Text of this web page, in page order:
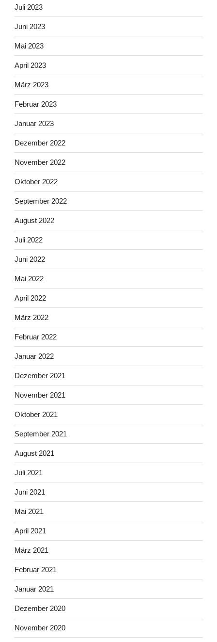
Juli 2023
Juni 2023
Mai 2023
April 2023
März 2023
Februar 2023
Januar 2023
Dezember 2022
November 2022
Oktober 2022
September 2022
August 2022
Juli 2022
Juni 2022
Mai 2022
April 2022
März 2022
Februar 2022
Januar 2022
Dezember 2021
November 2021
Oktober 2021
September 2021
August 2021
Juli 2021
Juni 2021
Mai 2021
April 2021
März 2021
Februar 2021
Januar 2021
Dezember 2020
November 2020